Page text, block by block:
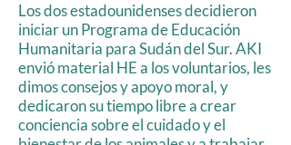
Los dos estadounidenses decidieron
iniciar un Programa de Educación
Humanitaria para Sudán del Sur. AKI
envió material HE a los voluntarios, les
dimos consejos y apoyo moral, y
dedicaron su tiempo libre a crear
conciencia sobre el cuidado y el